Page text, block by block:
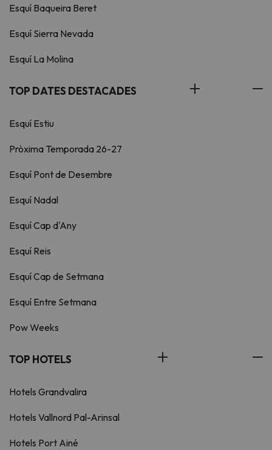
Esquí Baqueira Beret
Esquí Sierra Nevada
Esquí La Molina
TOP DATES DESTACADES
Esquí Estiu
Pròxima Temporada 26-27
Esquí Pont de Desembre
Esquí Nadal
Esquí Cap d'Any
Esquí Reis
Esquí Cap de Setmana
Esquí Entre Setmana
Pow Weeks
TOP HOTELS
Hotels Grandvalira
Hotels Vallnord Pal-Arinsal
Hotels Port Ainé